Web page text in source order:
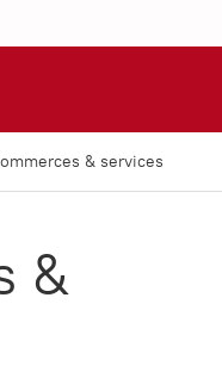
& services
&